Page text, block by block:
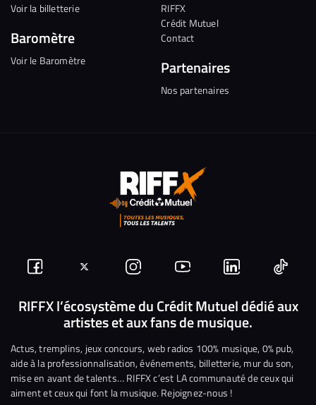
Voir la billetterie
Baromètre
Voir le Baromètre
RIFFX
Crédit Mutuel
Contact
Partenaires
Nos partenaires
Suivez-
nous
Facebook
Suivez-
nous
sur
Twitter
Nous
rejoindre
sur
Instagram
Nous
rejoindre
sur
YouTube
Nous
rejoindre
sur
Linkedin
Nous
RIFFX l’écosystème du Crédit Mutuel dédié aux
artistes et aux fans de musique.
Actus, tremplins, jeux concours, web radios 100% musique, 0% pub,
aide à la professionnalisation, événements, billetterie, mur du son,
mise en avant de talents… RIFFX c’est LA communauté de ceux qui
aiment et ceux qui font la musique. Rejoignez-nous !